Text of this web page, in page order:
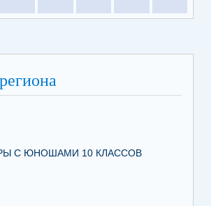
С ЮНОШАМИ 10 КЛАССОВ